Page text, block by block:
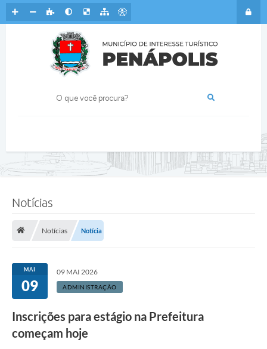
Notícias
Notícias Notícia
MAI
09
09 MAI 2026
ADMINISTRAÇÃO
Inscrições para estágio na Prefeitura
começam hoje